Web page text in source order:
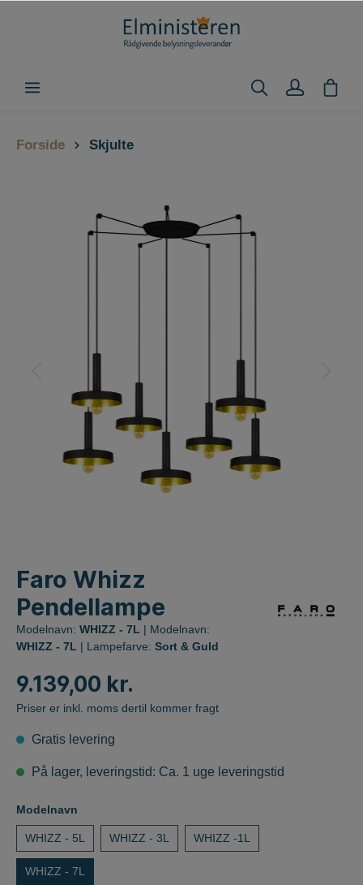
Forside Skjulte
Faro Whizz
Pendellampe
Modelnavn: WHIZZ - 7L | Modelnavn:
WHIZZ - 7L | Lampefarve: Sort & Guld
9.139,00 kr.
Priser er inkl. moms dertil kommer fragt
Gratis levering
På lager, leveringstid: Ca. 1 uge leveringstid
Modelnavn
WHIZZ - 5L WHIZZ - 3L WHIZZ -1L
WHIZZ - 7L